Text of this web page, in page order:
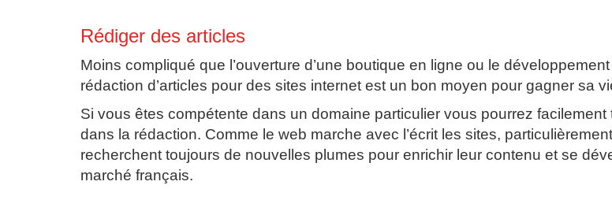
Rédiger des articles
Moins compliqué que l’ouverture d’une boutique en ligne ou le développement
rédaction d’articles pour des sites internet est un bon moyen pour gagner sa
Si vous êtes compétente dans un domaine particulier vous pourrez facilement
dans la rédaction. Comme le web marche avec l’écrit les sites,
recherchent toujours de nouvelles plumes pour enrichir leur contenu et se
marché français.